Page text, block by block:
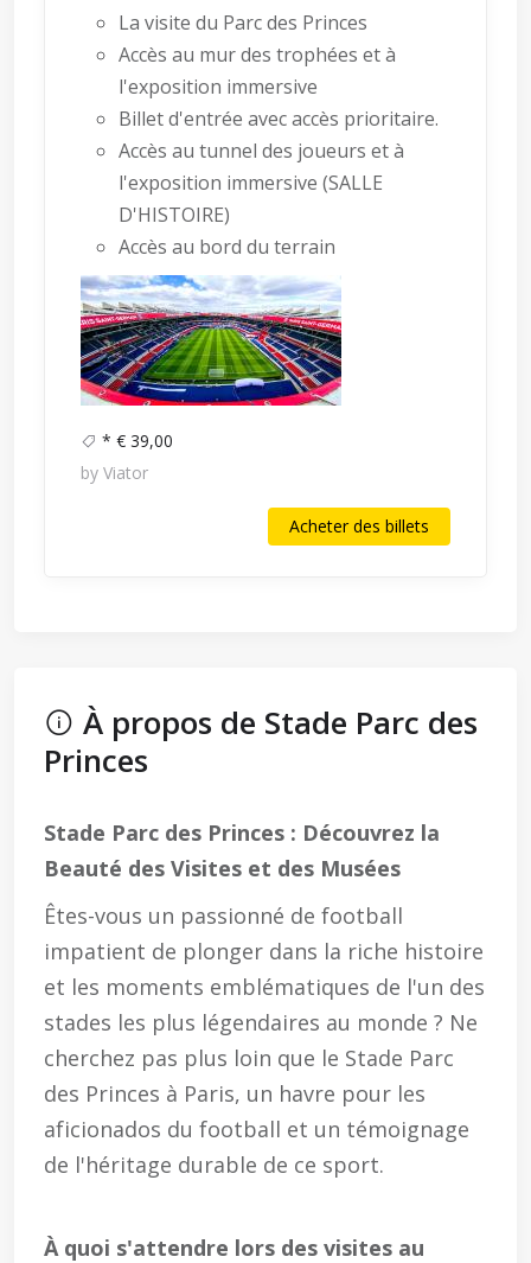
La visite du Parc des Princes
Accès au mur des trophées et à
l'exposition immersive
Billet d'entrée avec accès prioritaire.
Accès au tunnel des joueurs et à
l'exposition immersive (SALLE
D'HISTOIRE)
Accès au bord du terrain
* € 39,00
by Viator
Acheter des billets
À propos de Stade Parc des
Princes
Stade Parc des Princes : Découvrez la
Beauté des Visites et des Musées
Êtes-vous un passionné de football
impatient de plonger dans la riche histoire
et les moments emblématiques de l'un des
stades les plus légendaires au monde ? Ne
cherchez pas plus loin que le Stade Parc
des Princes à Paris, un havre pour les
aficionados du football et un témoignage
de l'héritage durable de ce sport.
À quoi s'attendre lors des visites au